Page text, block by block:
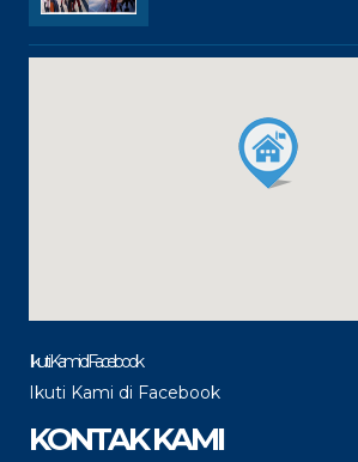
Ikuti Kami di Facebook
Ikuti Kami di Facebook
KONTAK KAMI